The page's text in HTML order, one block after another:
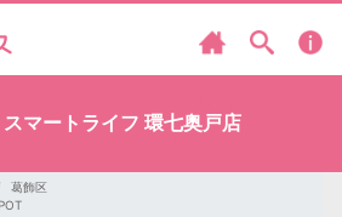
スマートライフ 環七奥戸店
葛飾区